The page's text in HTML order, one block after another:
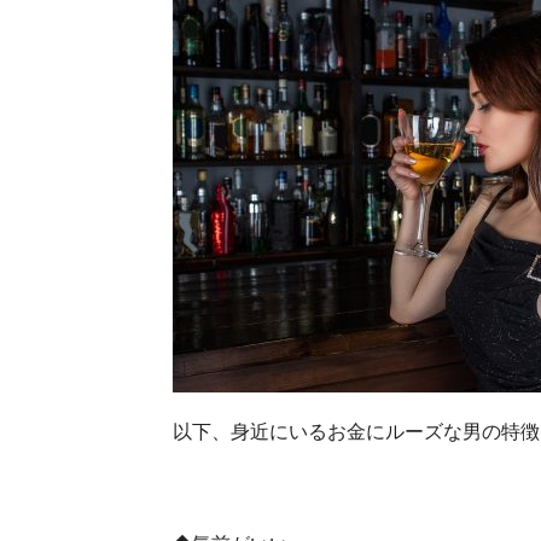
以下、身近にいるお金にルーズな男の特